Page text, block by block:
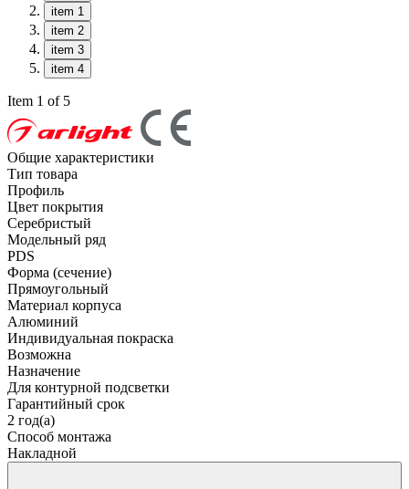
item 1
item 2
item 3
item 4
Item 1 of 5
Общие характеристики
Тип товара
Профиль
Цвет покрытия
Серебристый
Модельный ряд
PDS
Форма (сечение)
Прямоугольный
Материал корпуса
Алюминий
Индивидуальная покраска
Возможна
Назначение
Для контурной подсветки
Гарантийный срок
2 год(а)
Способ монтажа
Накладной